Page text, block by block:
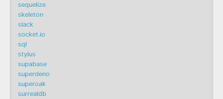
sequelize
skeleton
slack
socket.io
sql
stylus
supabase
superdeno
superoak
surrealdb